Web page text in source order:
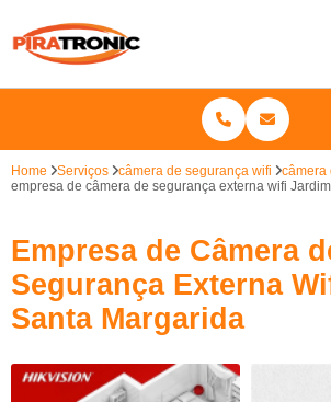
Home Serviços câmera de segurança wifi
câmera
empresa de câmera de segurança externa wifi
Empresa de Câmera
Segurança Externa
Santa Margarida